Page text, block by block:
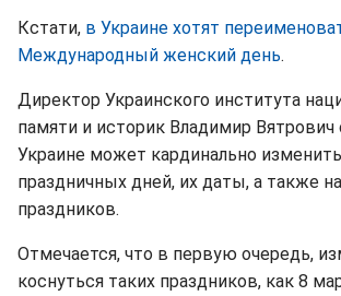
Кстати, в Украине хотят
Международный женский день.
Директор Украинского института
памяти и историк Владимир Вятрович
Украине может кардинально
праздничных дней, их даты, а также
праздников.
Отмечается, что в первую очередь,
коснуться таких праздников, как 8